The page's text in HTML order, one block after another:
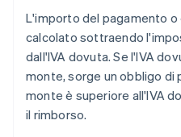
L'importo del pagamento
calcolato sottraendo
dall'IVA dovuta. Se l'IVA
monte, sorge un obbligo di
monte è superiore all'IVA
il rimborso.